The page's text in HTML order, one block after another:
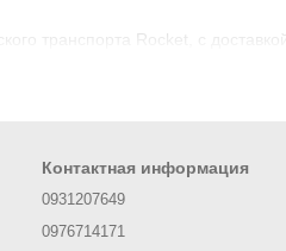
транспорта Rocket, с
Контактная информация
0931207649
0976714171